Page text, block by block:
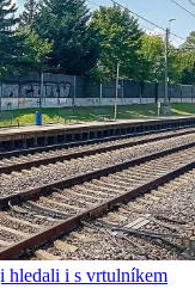
hledali i s vrtulníkem